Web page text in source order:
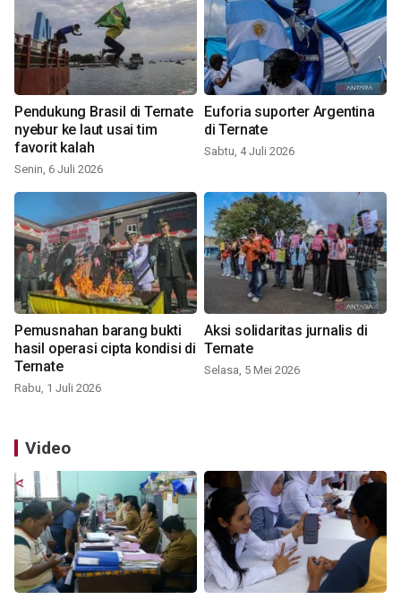
Pendukung Brasil di Ternate
nyebur ke laut usai tim
favorit kalah
Senin, 6 Juli 2026
Euforia suporter Argentina
di Ternate
Sabtu, 4 Juli 2026
Pemusnahan barang bukti
hasil operasi cipta kondisi di
Ternate
Rabu, 1 Juli 2026
Aksi solidaritas jurnalis di
Ternate
Selasa, 5 Mei 2026
Video